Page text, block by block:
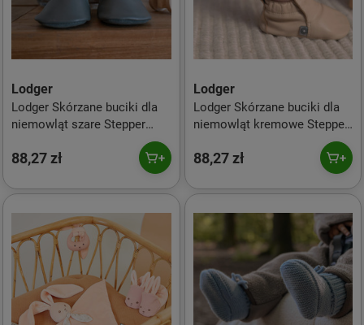
Lodger
Lodger Skórzane buciki dla
niemowląt szare Stepper
88,27 zł
Lodger
Lodger Skórzane buciki dla
niemowląt kremowe Stepper
88,27 zł